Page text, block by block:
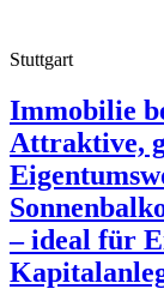
Stuttgart
Immobilie
Attraktive,
– ideal für